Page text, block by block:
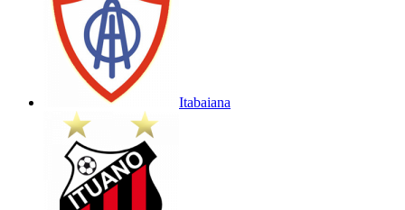
Itabaiana